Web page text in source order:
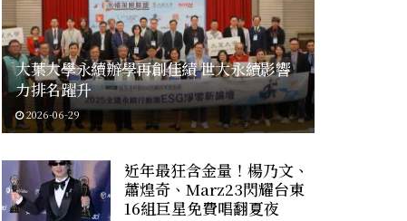
大葉大學永續辦學再創佳績 世大永續影響
力排名躍升
2026-06-29
近年最狂含金量！楊乃文、
蕭煌奇、Marz23閃耀台東
16組巨星免費唱翻夏夜